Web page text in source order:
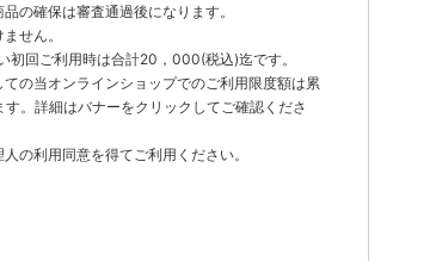
の確保は審査通過後になります。
せん。
初回ご利用時は合計20，000(税込)迄です。
の当オンラインショップでのご利用限度額は累
。詳細はバナーをクリックしてご確認くださ
の利用同意を得てご利用ください。